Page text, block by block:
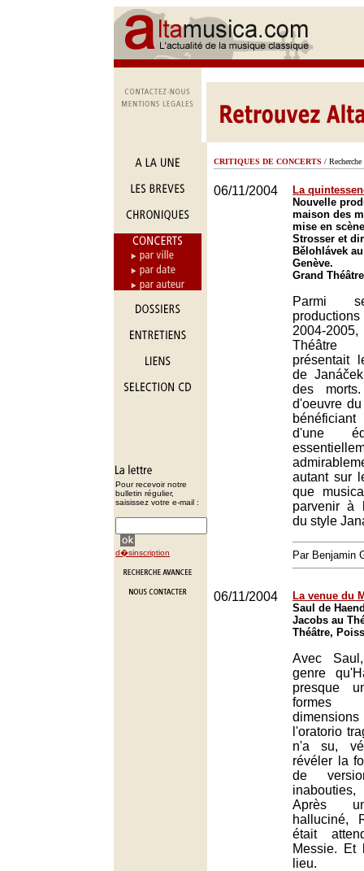
Pour recevoir notre
bulletin régulier,
saisissez votre e-mail :
d�sinscription
CRITIQUES DE CONCERTS / Recherche
06/11/2004
La
Nouvelle
maison des
mise en
Strosser et
Bělohlávek
Genève.
Grand
Parmi
2004-
Théâtre
présentait
de
des
d'oeuvre
d'une
autant sur
que
parvenir à
du style
Par Benjamin
06/11/2004
La venue du
Saul de
Jacobs au
Théâtre,
Avec
genre
presque
formes
l'oratorio
n'a su,
révéler la
de
Après
halluciné,
était
Messie.
lieu.